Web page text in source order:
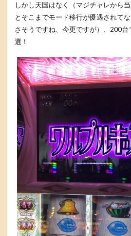
しかし天国はなく（マジチャレから
とそこまでモード移行が優遇されて
さそうですね、今更ですが）、200
選！